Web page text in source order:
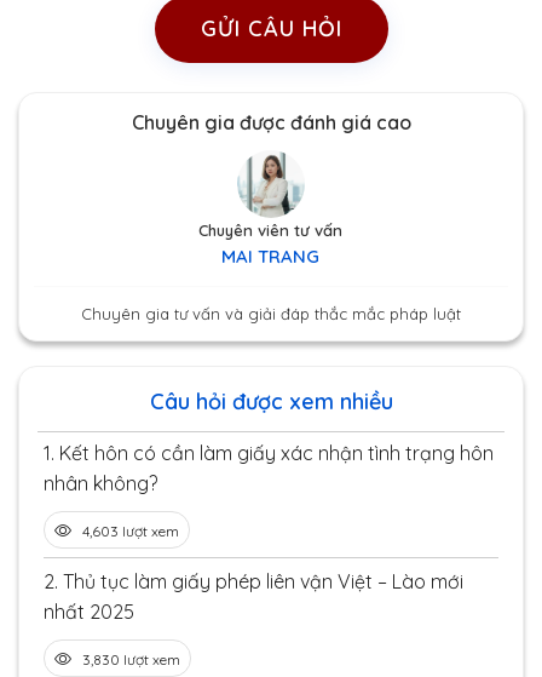
GỬI CÂU HỎI
Chuyên gia được đánh giá cao
Chuyên viên tư vấn
MAI TRANG
Chuyên gia tư vấn và giải đáp thắc mắc pháp luật
Câu hỏi được xem nhiều
1. Kết hôn có cần làm giấy xác nhận tình trạng hôn
nhân không?
4,603 lượt xem
2. Thủ tục làm giấy phép liên vận Việt – Lào mới
nhất 2025
3,830 lượt xem